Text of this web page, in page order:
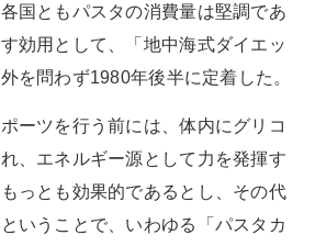
国ともパスタの消費量は堅調であ
効用として、「地中海式ダイエッ
を問わず1980年後半に定着した。
ーツを行う前には、体内にグリコ
、エネルギー源として力を発揮す
っとも効果的であるとし、その代
いうことで、いわゆる「パスタカ